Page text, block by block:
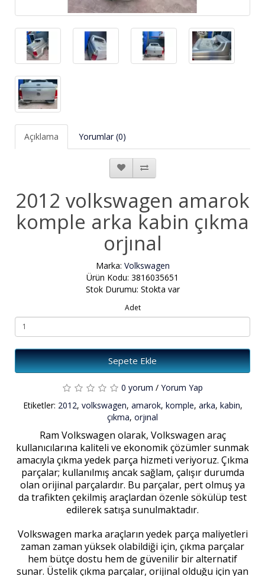
Açıklama Yorumlar (0)
2012 volkswagen amarok
komple arka kabin çıkma
orjınal
Marka: Volkswagen
Ürün Kodu: 3816035651
Stok Durumu: Stokta var
Adet
Sepete Ekle
0 yorum / Yorum Yap
Etiketler: 2012, volkswagen, amarok, komple, arka, kabin,
çıkma, orjınal
Ram Volkswagen olarak, Volkswagen araç
kullanıcılarına kaliteli ve ekonomik çözümler sunmak
amacıyla çıkma yedek parça hizmeti veriyoruz. Çıkma
parçalar; kullanılmış ancak sağlam, çalışır durumda
olan orijinal parçalardır. Bu parçalar, pert olmuş ya
da trafikten çekilmiş araçlardan özenle sökülüp test
edilerek satışa sunulmaktadır.
Volkswagen marka araçların yedek parça maliyetleri
zaman zaman yüksek olabildiği için, çıkma parçalar
hem bütçe dostu hem de güvenilir bir alternatif
sunar. Üstelik çıkma parçalar, orijinal olduğu için yan